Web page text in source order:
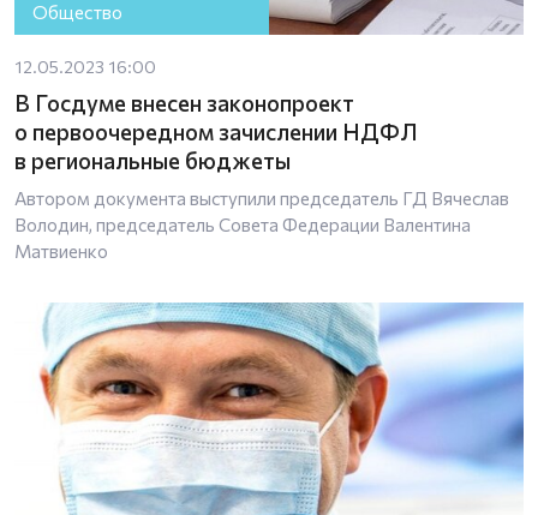
Общество
12.05.2023 16:00
В Госдуме внесен законопроект
о первоочередном зачислении НДФЛ
в региональные бюджеты
Автором документа выступили председатель ГД Вячеслав
Володин, председатель Совета Федерации Валентина
Матвиенко